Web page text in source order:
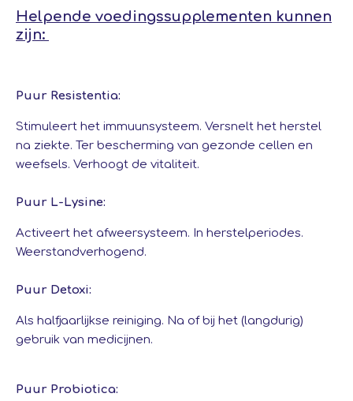
Helpende voedingssupplementen kunnen
zijn:
Puur Resistentia:
Stimuleert het immuunsysteem. Versnelt het herstel
na ziekte. Ter bescherming van gezonde cellen en
weefsels. Verhoogt de vitaliteit.
Puur L-Lysine:
Activeert het afweersysteem. In herstelperiodes.
Weerstandverhogend.
Puur Detoxi:
Als halfjaarlijkse reiniging. Na of bij het (langdurig)
gebruik van medicijnen.
Puur Probiotica: